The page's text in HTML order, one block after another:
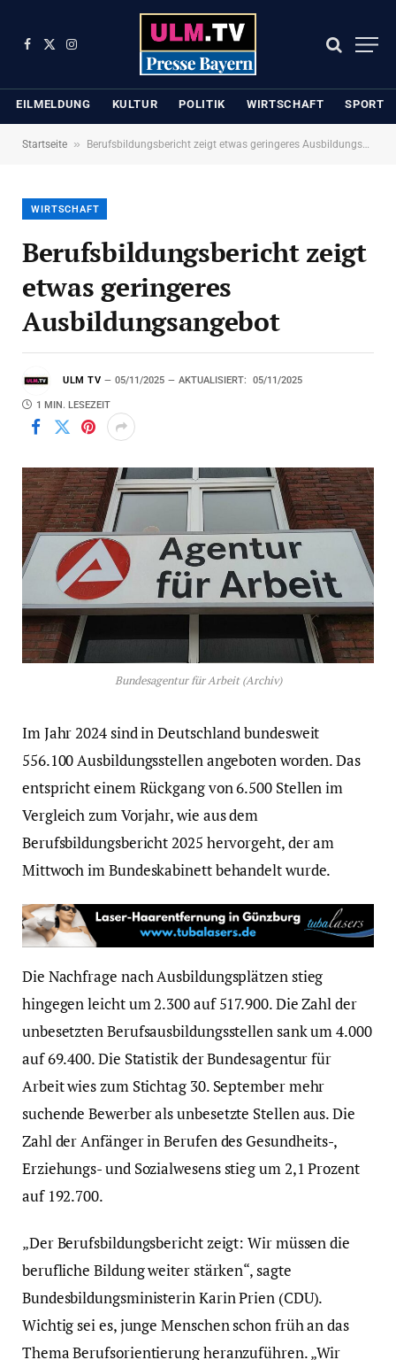
Facebook
X
Instagram
EILMELDUNG KULTUR POLITIK WIRTSCHAFT SPORT
Startseite » Berufsbildungsbericht zeigt etwas geringeres Ausbildungsangebot
WIRTSCHAFT
Berufsbildungsbericht zeigt
etwas geringeres
Ausbildungsangebot
ULM TV 05/11/2025 AKTUALISIERT: 05/11/2025
1 MIN. LESEZEIT
Bundesagentur für Arbeit (Archiv)
Im Jahr 2024 sind in Deutschland bundesweit
556.100 Ausbildungsstellen angeboten worden. Das
entspricht einem Rückgang von 6.500 Stellen im
Vergleich zum Vorjahr, wie aus dem
Berufsbildungsbericht 2025 hervorgeht, der am
Mittwoch im Bundeskabinett behandelt wurde.
Die Nachfrage nach Ausbildungsplätzen stieg
hingegen leicht um 2.300 auf 517.900. Die Zahl der
unbesetzten Berufsausbildungsstellen sank um 4.000
auf 69.400. Die Statistik der Bundesagentur für
Arbeit wies zum Stichtag 30. September mehr
suchende Bewerber als unbesetzte Stellen aus. Die
Zahl der Anfänger in Berufen des Gesundheits-,
Erziehungs- und Sozialwesens stieg um 2,1 Prozent
auf 192.700.
„Der Berufsbildungsbericht zeigt: Wir müssen die
berufliche Bildung weiter stärken“, sagte
Bundesbildungsministerin Karin Prien (CDU).
Wichtig sei es, junge Menschen schon früh an das
Thema Berufsorientierung heranzuführen. „Wir